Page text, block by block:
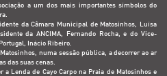
a um dos mais importantes símbolos do
da Câmara Municipal de Matosinhos, Luísa
da ANCIMA, Fernando Rocha, e do Vice-
Inácio Ribeiro.
numa sessão pública, a decorrer ao ar
das suas cenas.
Lenda de Cayo Carpo na Praia de Matosinhos e